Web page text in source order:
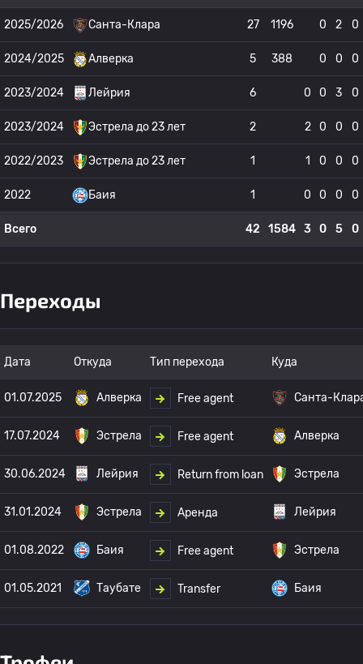
2025/2026 Санта-Клара 27 1196 0 2 0
2024/2025 Алверка 5 388 0 0 0
2023/2024 Лейрия 6 0 0 3 0
2023/2024 Эстрела до 23 лет 2 2 0 0 0
2022/2023 Эстрела до 23 лет 1 1 0 0 0
2022 Баия 1 0 0 0 0
Всего 42 1584 3 0 5 0
Переходы
Дата Откуда Тип перехода Куда
01.07.2025 Алверка Free agent Санта-
17.07.2024 Эстрела Free agent Алверка
30.06.2024 Лейрия Return from loan Эстрела
31.01.2024 Эстрела Аренда Лейрия
01.08.2022 Баия Free agent Эстрела
01.05.2021 Таубате Transfer Баия